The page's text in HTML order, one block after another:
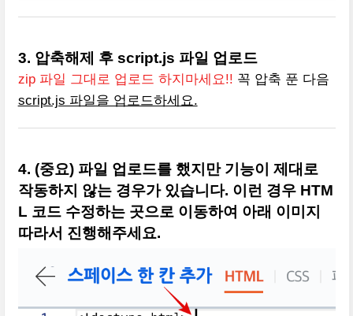
3. 압축해제 후 script.js 파일 업로드
zip 파일 그대로 업로드 하지마세요!! 꼭 압축 푼 다음
script.js 파일을 업로드하세요.
4. (중요) 파일 업로드를 했지만 기능이 제대로
작동하지 않는 경우가 있습니다. 이런 경우 HTM
L 코드 수정하는 곳으로 이동하여 아래 이미지
따라서 진행해주세요.